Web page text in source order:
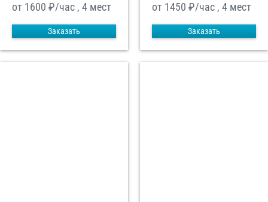
от 1600 ₽/час , 4 мест
Заказать
от 1450 ₽/час , 4 мест
Заказать